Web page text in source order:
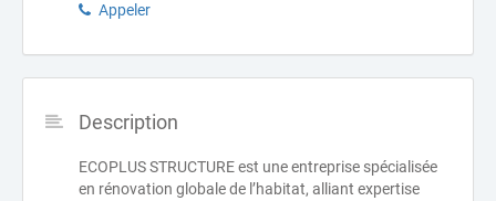
Appeler
Description
ECOPLUS STRUCTURE est une entreprise spécialisée
en rénovation globale de l’habitat, alliant expertise